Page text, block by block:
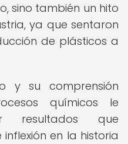
sino también un hito
ya que sentaron
de plásticos a
y su comprensión
químicos le
resultados que
en la historia